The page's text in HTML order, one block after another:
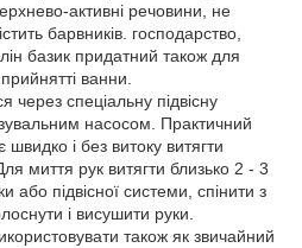
активні речовини, не
барвників. господарство,
базик придатний також для
ванни.
через спеціальну підвісну
насосом. Практичний
і без витоку витягти
миття рук витягти близько 2 - 3
або підвісної системи, спінити з
і висушити руки.
також як звичайний